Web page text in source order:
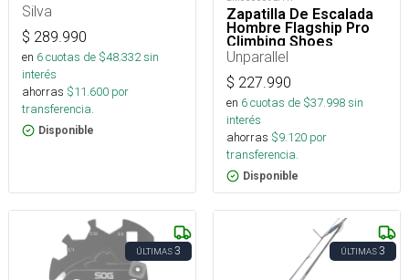
Silva
$ 289.990
en 6cuotas de $48.332sin
interés
ahorras $11.600 por
transferencia.
Disponible
Zapatilla De Escalada
Hombre Flagship Pro
Climbing Shoes
Unparallel
$ 227.990
en 6cuotas de $37.998sin
interés
ahorras $9.120 por
transferencia.
Disponible
ÚLTIMAS3 ÚLTIMAS3